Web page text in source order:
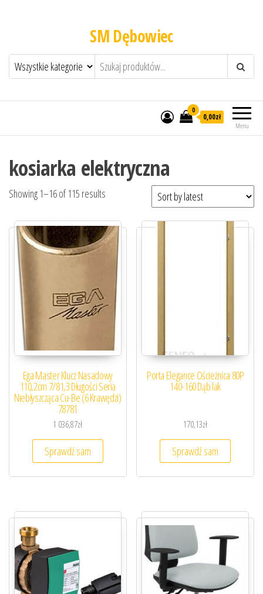
SM Dębowiec
Menu
0
0,00zł
kosiarka elektryczna
Showing 1–16 of 115 results
Ega Master Klucz Nasadowy
110,2cm 7/81,3 Długości Seria
Niebłyszcząca Cu-Be (6 Krawędzi)
78781
1 036,87zł
Sprawdź sam
Porta Elegance Ościeżnica 80P
140-160 Dąb lak
170,13zł
Sprawdź sam